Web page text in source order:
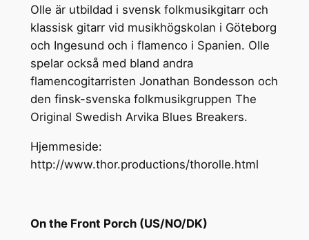
Olle är utbildad i svensk folkmusikgitarr och
klassisk gitarr vid musikhögskolan i Göteborg
och Ingesund och i flamenco i Spanien. Olle
spelar också med bland andra
flamencogitarristen Jonathan Bondesson och
den finsk-svenska folkmusikgruppen The
Original Swedish Arvika Blues Breakers.
Hjemmeside:
http://www.thor.productions/thorolle.html
On the Front Porch (US/NO/DK)